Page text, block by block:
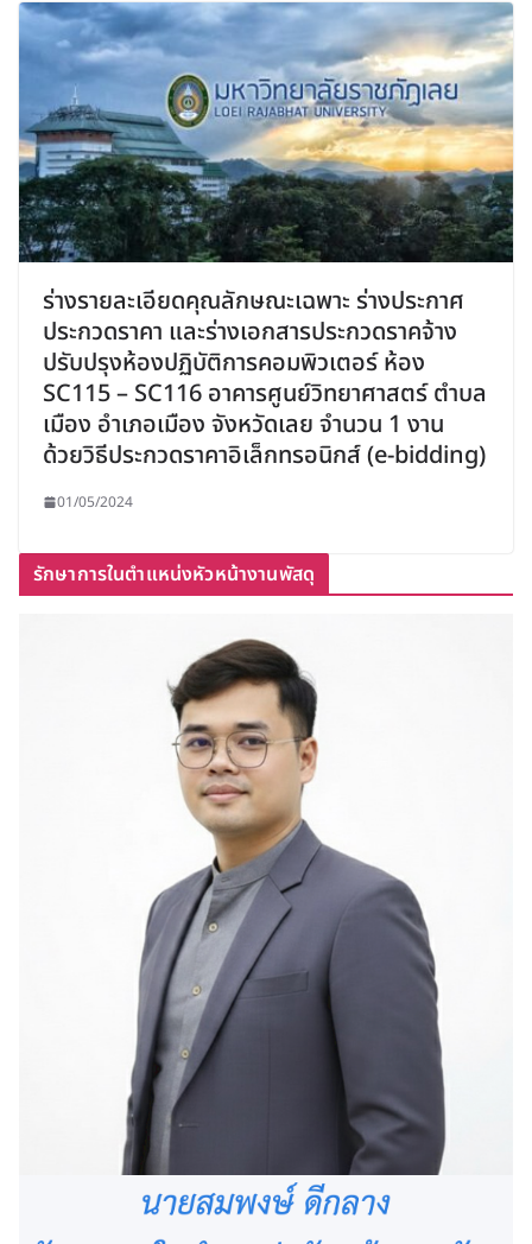
ร่างรายละเอียดคุณลักษณะเฉพาะ ร่างประกาศ
ประกวดราคา และร่างเอกสารประกวดราคจ้าง
ปรับปรุงห้องปฏิบัติการคอมพิวเตอร์ ห้อง
SC115 – SC116 อาคารศูนย์วิทยาศาสตร์ ตำบล
เมือง อำเภอเมือง จังหวัดเลย จำนวน 1 งาน
ด้วยวิธีประกวดราคาอิเล็กทรอนิกส์ (e-bidding)
01/05/2024
รักษาการในตำแหน่งหัวหน้างานพัสดุ